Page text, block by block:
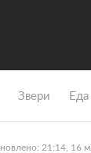
Звери Еда
21:14, 16